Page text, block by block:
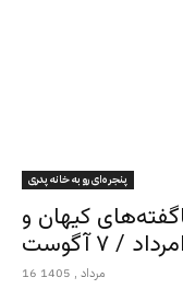
پنجره‌ای رو به خانه پدری
کیهان و
16 مرداد , 1405